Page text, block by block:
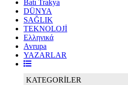
Batı Trakya
DÜNYA
SAĞLIK
TEKNOLOJİ
Ελληνικά
Avrupa
YAZARLAR
KATEGORİLER